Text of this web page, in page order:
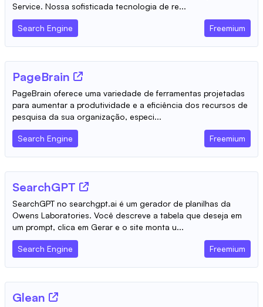
Service. Nossa sofisticada tecnologia de re...
Search Engine Freemium
PageBrain
PageBrain oferece uma variedade de ferramentas projetadas
para aumentar a produtividade e a eficiência dos recursos de
pesquisa da sua organização, especi...
Search Engine Freemium
SearchGPT
SearchGPT no searchgpt.ai é um gerador de planilhas da
Owens Laboratories. Você descreve a tabela que deseja em
um prompt, clica em Gerar e o site monta u...
Search Engine Freemium
Glean